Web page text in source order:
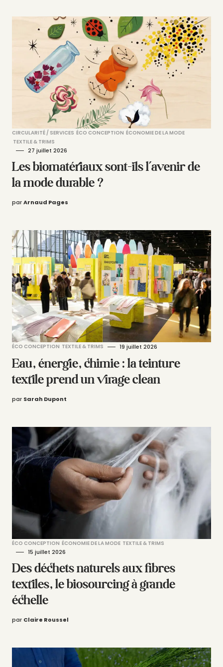
CIRCULARITÉ / SERVICES ÉCO CONCEPTION ÉCONOMIE DE LA MODE
TEXTILE & TRIMS
27 juillet 2026
Les biomatériaux sont-ils l’avenir de
la mode durable ?
parArnaud Pages
ÉCO CONCEPTION TEXTILE & TRIMS 19 juillet 2026
Eau, énergie, chimie : la teinture
textile prend un virage clean
par Sarah Dupont
ÉCO CONCEPTION ÉCONOMIE DE LA MODE TEXTILE & TRIMS
15 juillet 2026
Des déchets naturels aux fibres
textiles, le biosourcing à grande
échelle
par Claire Roussel